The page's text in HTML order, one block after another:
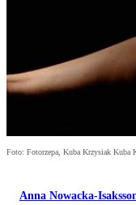
Foto: Fotorzepa, Kuba Krzysiak Kuba
Anna Nowacka-